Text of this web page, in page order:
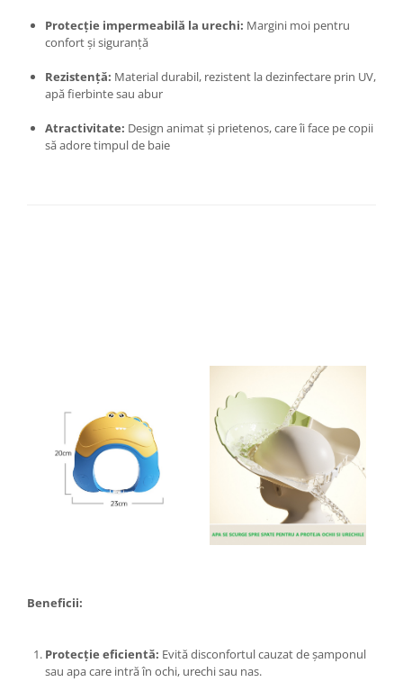
Sere si solarii
Unelte altoit
Stropitori
Plite & aragaze
Iluminat & electrice
Prelungitoare & cabluri electrice
Lanterne
Proiectoare & lampi de lucru
Veioze si Lampi
Protecție impermeabilă la urechi: Margini moi pentru
confort și siguranță
Rezistență: Material durabil, rezistent la dezinfectare prin UV,
apă fierbinte sau abur
Atractivitate: Design animat și prietenos, care îi face pe copii
să adore timpul de baie
Beneficii:
Protecție eficientă: Evită disconfortul cauzat de șamponul
sau apa care intră în ochi, urechi sau nas.